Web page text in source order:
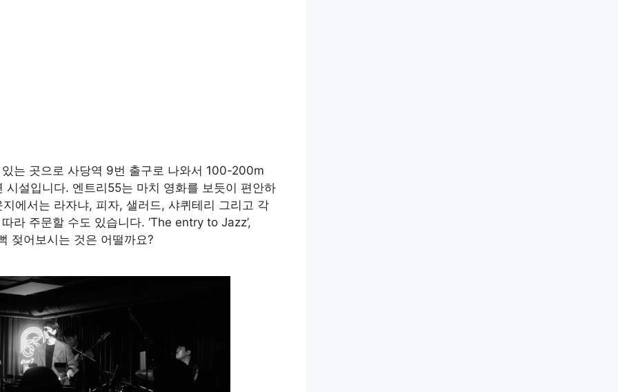
는 곳으로 사당역 9번 출구로 나와서 100-200m
설입니다. 엔트리55는 마치 영화를 보듯이 편안하
에서는 라자냐, 피자, 샐러드, 샤퀴테리 그리고 각
라 주문할 수도 있습니다. ‘The entry to Jazz’,
젖어보시는 것은 어떨까요?